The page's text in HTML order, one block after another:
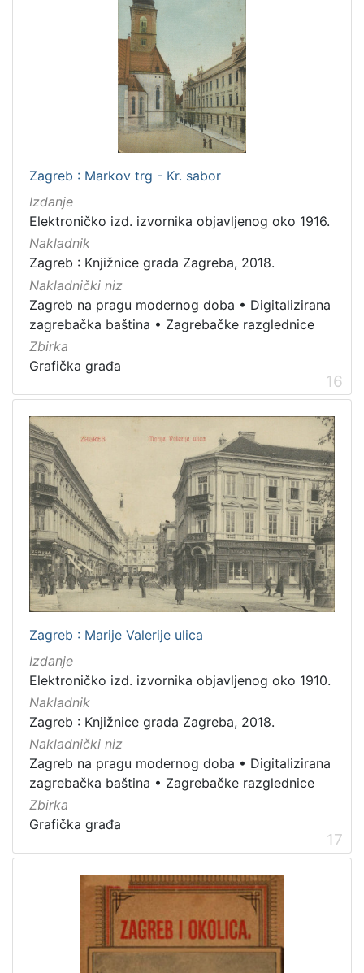
Zagreb : Markov trg - Kr. sabor
Izdanje
Elektroničko izd. izvornika objavljenog oko 1916.
Nakladnik
Zagreb : Knjižnice grada Zagreba, 2018.
Nakladnički niz
Zagreb na pragu modernog doba • Digitalizirana
zagrebačka baština • Zagrebačke razglednice
Zbirka
Grafička građa
16
Zagreb : Marije Valerije ulica
Izdanje
Elektroničko izd. izvornika objavljenog oko 1910.
Nakladnik
Zagreb : Knjižnice grada Zagreba, 2018.
Nakladnički niz
Zagreb na pragu modernog doba • Digitalizirana
zagrebačka baština • Zagrebačke razglednice
Zbirka
Grafička građa
17